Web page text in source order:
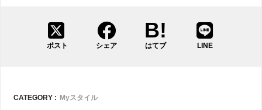
ポスト シェア はてブ LINE
CATEGORY : Myスタイル